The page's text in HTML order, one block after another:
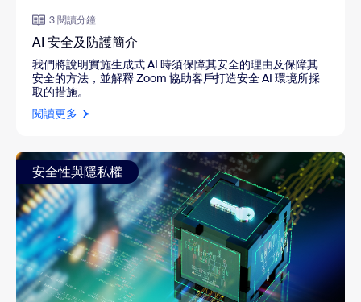
3 閱讀分鐘
AI 安全及防護簡介
我們將說明實施生成式 AI 時須保障其安全的理由及保障其
安全的方法，並解釋 Zoom 協助客戶打造安全 AI 環境所採
取的措施。
閱讀更多
安全性與隱私權